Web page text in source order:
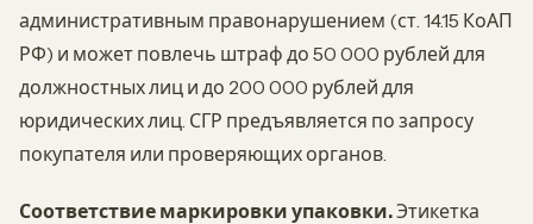
административным правонарушением (ст. 14.15 КоАП
РФ) и может повлечь штраф до 50 000 рублей для
должностных лиц и до 200 000 рублей для
юридических лиц. СГР предъявляется по запросу
покупателя или проверяющих органов.
Соответствие маркировки упаковки.Этикетка